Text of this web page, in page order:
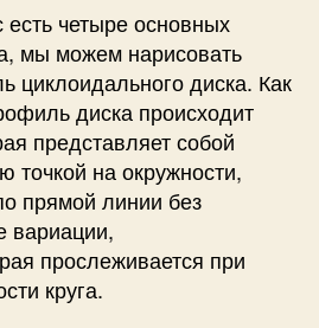
есть четыре основных
мы можем нарисовать
диска. Как
диска происходит
представляет собой
точкой на окружности,
прямой линии без
вариации,
прослеживается при
круга.